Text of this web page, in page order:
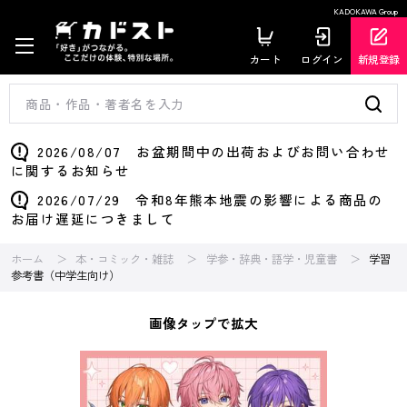
KADOKAWA Group
カート ログイン 新規登録
2026/08/07 お盆期間中の出荷およびお問い合わせ
に関するお知らせ
2026/07/29 令和8年熊本地震の影響による商品の
お届け遅延につきまして
ホーム 本・コミック・雑誌 学参・辞典・語学・児童書
学習
参考書（中学生向け）
画像タップで拡大